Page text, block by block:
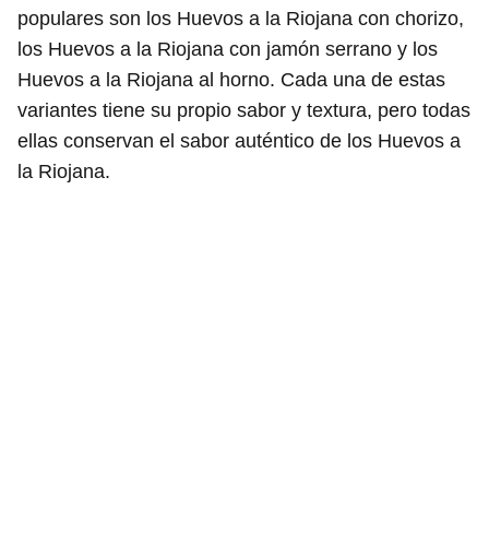
populares son los Huevos a la Riojana con chorizo,
los Huevos a la Riojana con jamón serrano y los
Huevos a la Riojana al horno. Cada una de estas
variantes tiene su propio sabor y textura, pero todas
ellas conservan el sabor auténtico de los Huevos a
la Riojana.